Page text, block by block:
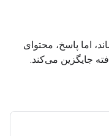
اما پاسخ، محتوای
جایگزین می‌کند.